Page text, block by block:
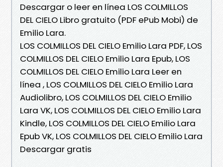
Descargar o leer en línea LOS COLMILLOS
DEL CIELO Libro gratuito (PDF ePub Mobi) de
Emilio Lara.
LOS COLMILLOS DEL CIELO Emilio Lara PDF, LOS
COLMILLOS DEL CIELO Emilio Lara Epub, LOS
COLMILLOS DEL CIELO Emilio Lara Leer en
línea , LOS COLMILLOS DEL CIELO Emilio Lara
Audiolibro, LOS COLMILLOS DEL CIELO Emilio
Lara VK, LOS COLMILLOS DEL CIELO Emilio Lara
Kindle, LOS COLMILLOS DEL CIELO Emilio Lara
Epub VK, LOS COLMILLOS DEL CIELO Emilio Lara
Descargar gratis